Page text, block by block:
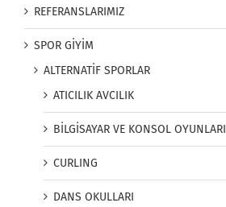
REFERANSLARIMIZ
SPOR GİYİM
ALTERNATİF SPORLAR
ATICILIK AVCILIK
BİLGİSAYAR VE KONSOL OYUNLARI
CURLING
DANS OKULLARI